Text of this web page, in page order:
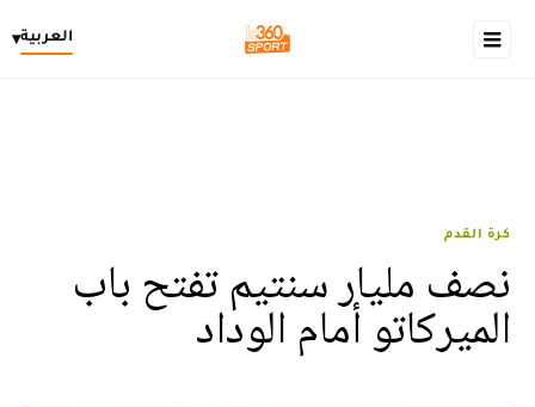
العربية▾
كرة القدم
نصف مليار سنتيم تفتح باب
الميركاتو أمام الوداد